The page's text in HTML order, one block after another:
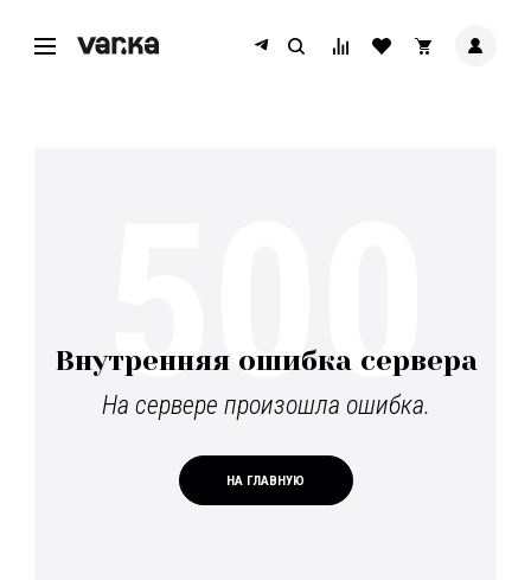
Внутренняя ошибка сервера
На сервере произошла ошибка.
НА ГЛАВНУЮ
500